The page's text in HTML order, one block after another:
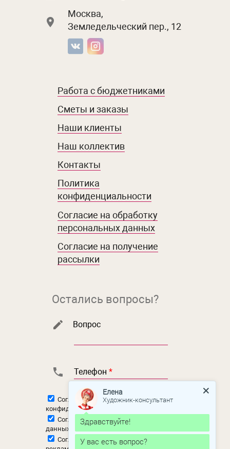
Москва,
Земледельческий пер., 12
Работа с бюджетниками
Сметы и заказы
Наши клиенты
Наш коллектив
Контакты
Политика
конфиденциальности
Согласие на обработку
персональных данных
Согласие на получение
рассылки
Остались вопросы?
Вопрос
Телефон *
Согласен сполитикой
конфиденциальности
Согласен наобработку персональных
данных
Согласен наполучение новостной и
Елена
Художник-консультант
Здравствуйте!
У вас есть вопрос?